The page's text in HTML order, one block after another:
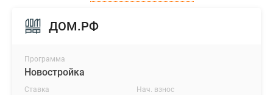
ДОМ.РФ
Программа
Новостройка
Ставка Нач. взнос